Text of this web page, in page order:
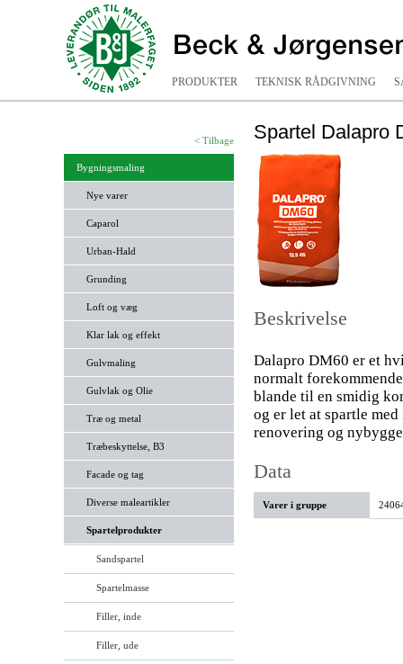
PRODUKTER TEKNISK RÅDGIVNING
Spartel Dalapro
< Tilbage
Bygningsmaling
Nye varer
Caparol
Urban-Hald
Grunding
Loft og væg
Klar lak og effekt
Gulvmaling
Gulvlak og Olie
Træ og metal
Træbeskyttelse, B3
Facade og tag
Diverse maleartikler
Spartelprodukter
Sandspartel
Spartelmasse
Filler, inde
Filler, ude
Beskrivelse
Dalapro DM60 er et
normalt
blande til en smidig
og er let at spartle
renovering og
Data
Varer i gruppe